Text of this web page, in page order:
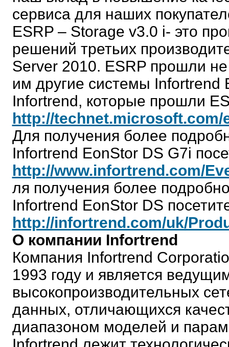
сервиса для наших
ESRP – Storage v3.0 i- это
решений третьих
Server 2010. ESRP прошли
им другие системы
Infortrend, которые прошли
http://technet.microsoft.com/
Для получения более
Infortrend EonStor DS G7i
http://www.infortrend.com/
ля получения более
Infortrend EonStor DS
http://infortrend.com/uk/
О компании Infortrend
Компания Infortrend
1993 году и является
высокопроизводительных
данных, отличающихся
диапазоном моделей и